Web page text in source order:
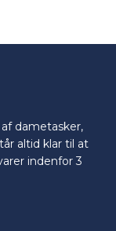
dametasker,
altid klar til at
indenfor 3